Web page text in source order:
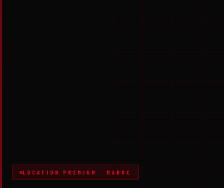
LOCATION PREMIUM · MAROC